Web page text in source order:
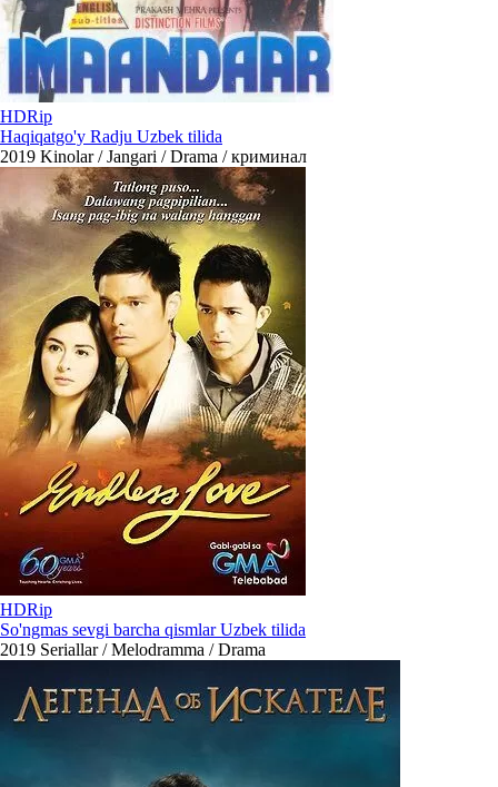
HDRip
Haqiqatgo'y Radju Uzbek tilida
2019 Kinolar / Jangari / Drama / криминал
HDRip
So'ngmas sevgi barcha qismlar Uzbek tilida
2019 Seriallar / Melodramma / Drama